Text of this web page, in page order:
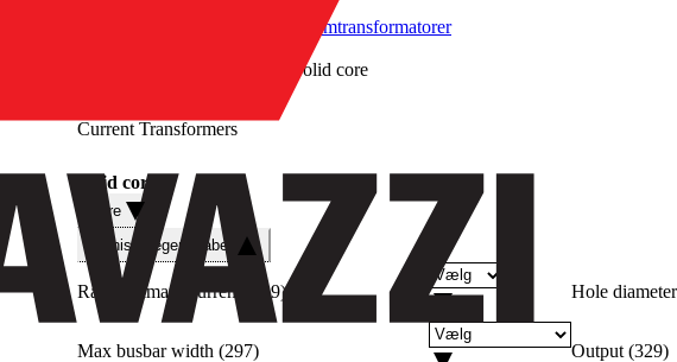
Strømtransformatorer
Solid core
Current Transformers
Solid core
Filtre
Tekniske egenskaber
Rated primary current 329) Hole diameter
Max busbar width (297) Output(329)